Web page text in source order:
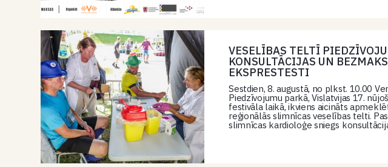
VESELĪBAS TELTĪ
KONSULTĀCIJAS UN
EKSPRESTESTI
Sestdien, 8. augustā, no plkst. 10.00
Piedzīvojumu parkā, Vislatvijas 17.
festivāla laikā, ikviens aicināts
reģionālās slimnīcas veselības telti.
slimnīcas kardioloģe sniegs